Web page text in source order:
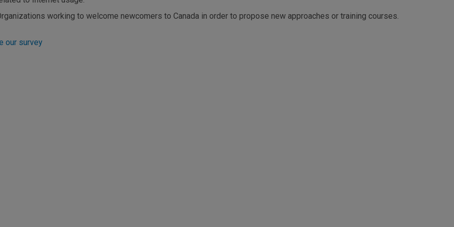
working to welcome newcomers to Canada in order to propose new approaches or training courses.
our survey